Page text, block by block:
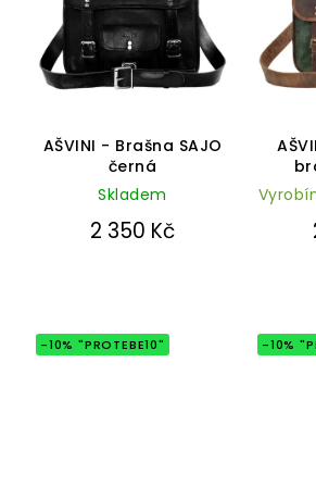
AŠVINI - Brašna SAJO
černá
produktu
je
5,0
5
Skladem
2 350 Kč
-10% "PROTEBE10" -10%